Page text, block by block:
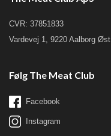
CVR: 37851833
Vardevej 1, 9220 Aalborg Øst
Følg The Meat Club
Facebook
Instagram